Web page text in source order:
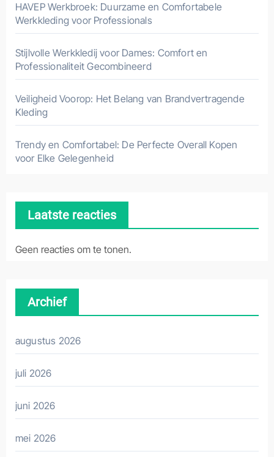
HAVEP Werkbroek: Duurzame en Comfortabele
Werkkleding voor Professionals
Stijlvolle Werkkledij voor Dames: Comfort en
Professionaliteit Gecombineerd
Veiligheid Voorop: Het Belang van Brandvertragende
Kleding
Trendy en Comfortabel: De Perfecte Overall Kopen
voor Elke Gelegenheid
Laatste reacties
Geen reacties om te tonen.
Archief
augustus 2026
juli 2026
juni 2026
mei 2026